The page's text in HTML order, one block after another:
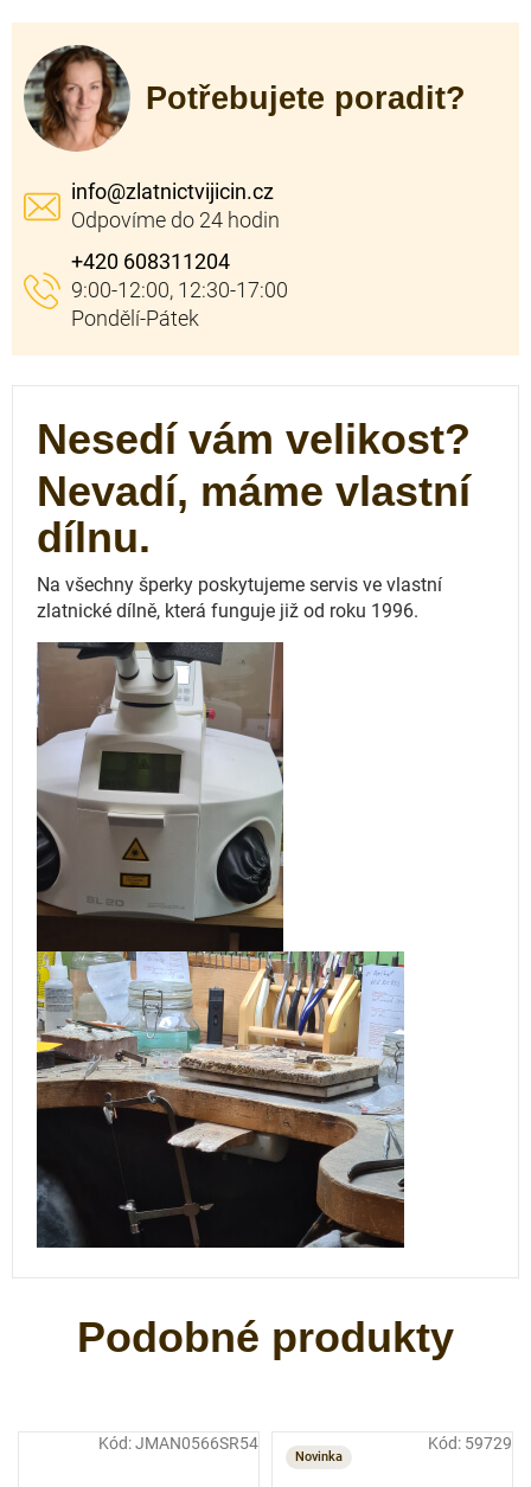
Potřebujete poradit?
info@zlatnictvijicin.cz
+420 608311204
Kód:JMAN0566SR54
Novinka
Kód: 59729
Nesedí vám velikost?
Nevadí, máme vlastní
dílnu.
Na všechny šperky poskytujeme servis ve vlastní
zlatnické dílně, která funguje již od roku 1996.